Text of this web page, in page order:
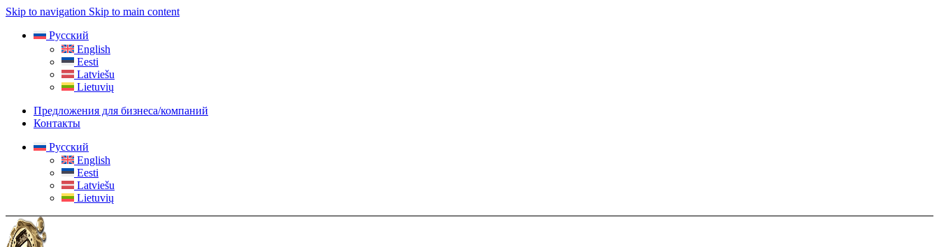
Skip to navigation Skip to main content
Русский
English
Eesti
Latviešu
Lietuvių
Предложения для бизнеса/компаний
Контакты
Русский
English
Eesti
Latviešu
Lietuvių